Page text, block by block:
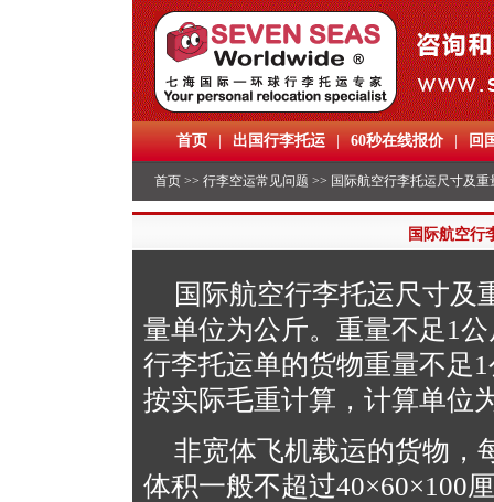
首页 | 出国行李托运 | 60秒在线报价 | 回
首页 >> 行李空运常见问题 >> 国际航空行李托运尺寸及重
国际航空行
国际航空行李托运尺寸及
量单位为公斤。重量不足1
行李托运单的货物重量不足
按实际毛重计算，计算单位
非宽体飞机载运的货物，
体积一般不超过40×60×100